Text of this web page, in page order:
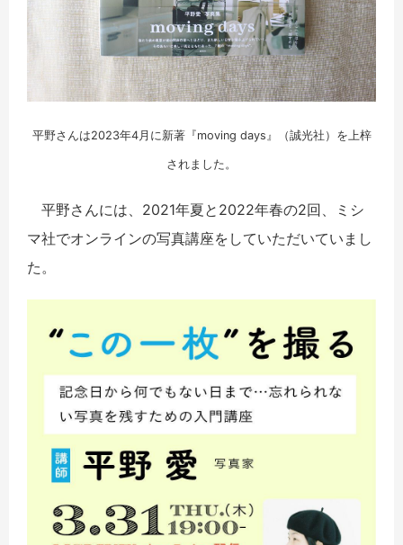
平野さんは2023年4月に新著『moving days』（誠光社）を上梓
されました。
平野さんには、2021年夏と2022年春の2回、ミシ
マ社でオンラインの写真講座をしていただいていまし
た。